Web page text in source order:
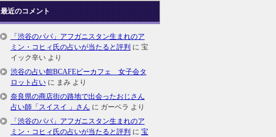
最近のコメント
「渋谷のパパ」アフガニスタン生まれのア
ミン・コヒィ氏の占いが当たると評判 に 宝
イック辛いより
渋谷の占い館BCAFEビーカフェ 女子会タ
ロット占いに まみより
奈良県の商店街の路地で出会ったおじさん
占い師「スイスイ 」さん に ガーベラ より
「渋谷のパパ」アフガニスタン生まれのア
ミン・コヒィ氏の占いが当たると評判 に 宝